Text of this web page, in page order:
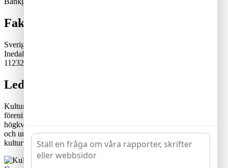
Fakturaadress
Sveriges Kulturskoleråd
Inedalsgatan 15
11232 Stockholm
Lediga tjänster
Kulturskolerådet är en ideell, partipolitiskt och fackligt obunden
förening där kommuner samverkar för en tillgänglig och
högkvalitativ kulturskoleverksamhet. Rådets vision är att alla barn
och unga har likvärdiga möjligheter att utvecklas genom
kulturutövande i verksamhet av hög kvalitet och tillgänglighet.